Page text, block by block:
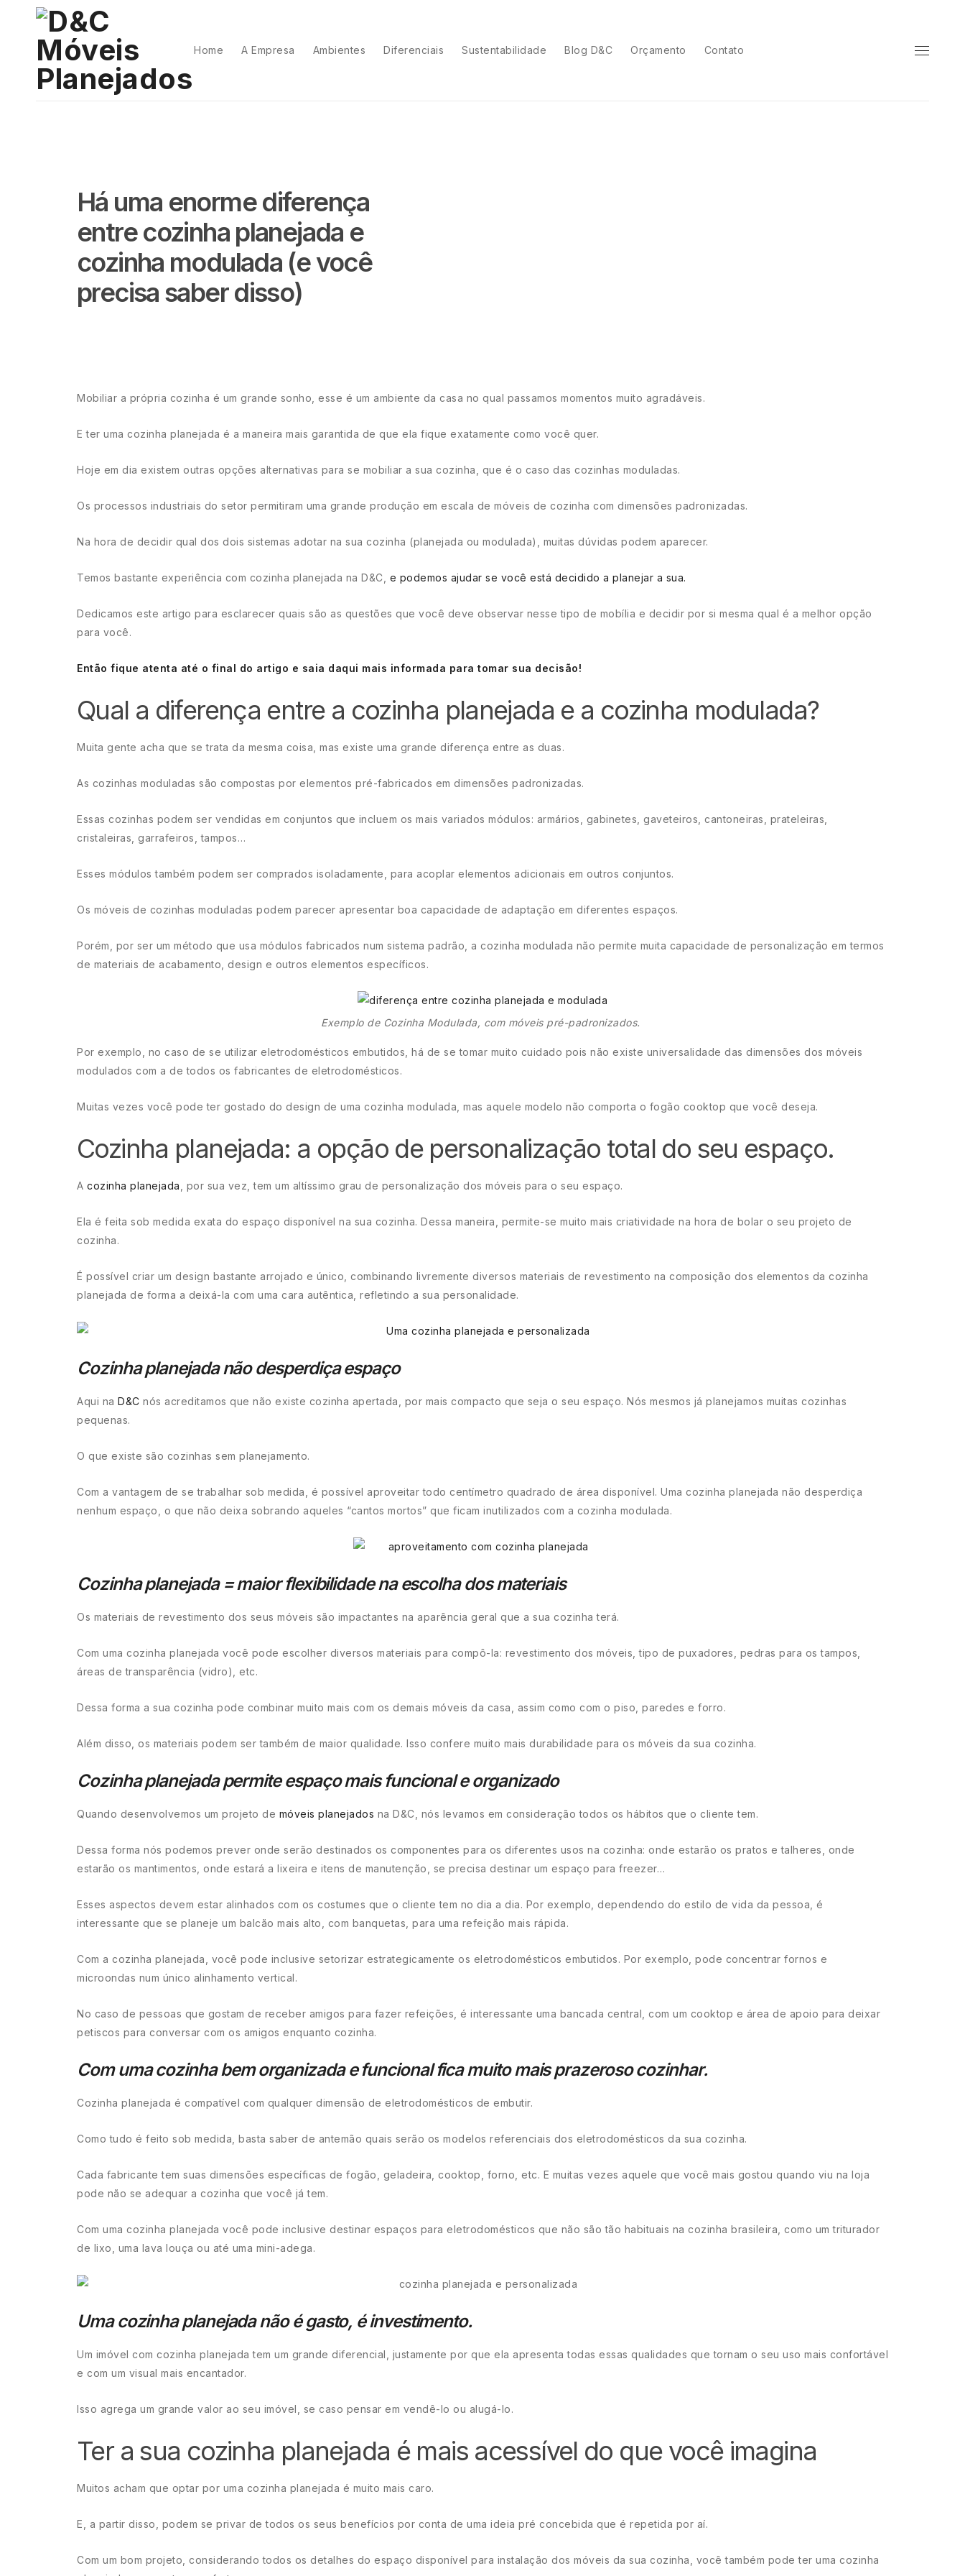
Home A Empresa Ambientes Diferenciais Sustentabilidade Blog D&C Orçamento Contato
Há uma enorme diferença
entre cozinha planejada e
cozinha modulada (e você
precisa saber disso)
Mobiliar a própria cozinha é um grande sonho, esse é um ambiente da casa no qual passamos momentos muito agradáveis.
E ter uma cozinha planejada é a maneira mais garantida de que ela fique exatamente como você quer.
Hoje em dia existem outras opções alternativas para se mobiliar a sua cozinha, que é o caso das cozinhas moduladas.
Os processos industriais do setor permitiram uma grande produção em escala de móveis de cozinha com dimensões padronizadas.
Na hora de decidir qual dos dois sistemas adotar na sua cozinha (planejada ou modulada), muitas dúvidas podem aparecer.
Temos bastante experiência com cozinha planejada na D&C, e podemos ajudar se você está decidido a planejar a sua.
Dedicamos este artigo para esclarecer quais são as questões que você deve observar nesse tipo de mobília e decidir por si mesma qual é a melhor opção
para você.
Então fique atenta até o final do artigo e saia daqui mais informada para tomar sua decisão!
Qual a diferença entre a cozinha planejada e a cozinha modulada?
Muita gente acha que se trata da mesma coisa, mas existe uma grande diferença entre as duas.
As cozinhas moduladas são compostas por elementos pré-fabricados em dimensões padronizadas.
Essas cozinhas podem ser vendidas em conjuntos que incluem os mais variados módulos: armários, gabinetes, gaveteiros, cantoneiras, prateleiras,
cristaleiras, garrafeiros, tampos…
Esses módulos também podem ser comprados isoladamente, para acoplar elementos adicionais em outros conjuntos.
Os móveis de cozinhas moduladas podem parecer apresentar boa capacidade de adaptação em diferentes espaços.
Porém, por ser um método que usa módulos fabricados num sistema padrão, a cozinha modulada não permite muita capacidade de personalização em termos
de materiais de acabamento, design e outros elementos específicos.
Exemplo de Cozinha Modulada, com móveis pré-padronizados.
Por exemplo, no caso de se utilizar eletrodomésticos embutidos, há de se tomar muito cuidado pois não existe universalidade das dimensões dos móveis
modulados com a de todos os fabricantes de eletrodomésticos.
Muitas vezes você pode ter gostado do design de uma cozinha modulada, mas aquele modelo não comporta o fogão cooktop que você deseja.
Cozinha planejada: a opção de personalização total do seu espaço.
A cozinha planejada , por sua vez, tem um altíssimo grau de personalização dos móveis para o seu espaço.
Ela é feita sob medida exata do espaço disponível na sua cozinha. Dessa maneira, permite-se muito mais criatividade na hora de bolar o seu projeto de
cozinha.
É possível criar um design bastante arrojado e único, combinando livremente diversos materiais de revestimento na composição dos elementos da cozinha
planejada de forma a deixá-la com uma cara autêntica, refletindo a sua personalidade.
Cozinha planejada não desperdiça espaço
Aqui na D&C nós acreditamos que não existe cozinha apertada, por mais compacto que seja o seu espaço. Nós mesmos já planejamos muitas cozinhas
pequenas.
O que existe são cozinhas sem planejamento.
Com a vantagem de se trabalhar sob medida, é possível aproveitar todo centímetro quadrado de área disponível. Uma cozinha planejada não desperdiça
nenhum espaço, o que não deixa sobrando aqueles “cantos mortos” que ficam inutilizados com a cozinha modulada.
Cozinha planejada = maior flexibilidade na escolha dos materiais
Os materiais de revestimento dos seus móveis são impactantes na aparência geral que a sua cozinha terá.
Com uma cozinha planejada você pode escolher diversos materiais para compô-la: revestimento dos móveis, tipo de puxadores, pedras para os tampos,
áreas de transparência (vidro), etc.
Dessa forma a sua cozinha pode combinar muito mais com os demais móveis da casa, assim como com o piso, paredes e forro.
Além disso, os materiais podem ser também de maior qualidade. Isso confere muito mais durabilidade para os móveis da sua cozinha.
Cozinha planejada permite espaço mais funcional e organizado
Quando desenvolvemos um projeto de móveis planejados na D&C, nós levamos em consideração todos os hábitos que o cliente tem.
Dessa forma nós podemos prever onde serão destinados os componentes para os diferentes usos na cozinha: onde estarão os pratos e talheres, onde
estarão os mantimentos, onde estará a lixeira e itens de manutenção, se precisa destinar um espaço para freezer…
Esses aspectos devem estar alinhados com os costumes que o cliente tem no dia a dia. Por exemplo, dependendo do estilo de vida da pessoa, é
interessante que se planeje um balcão mais alto, com banquetas, para uma refeição mais rápida.
Com a cozinha planejada, você pode inclusive setorizar estrategicamente os eletrodomésticos embutidos. Por exemplo, pode concentrar fornos e
microondas num único alinhamento vertical.
No caso de pessoas que gostam de receber amigos para fazer refeições, é interessante uma bancada central, com um cooktop e área de apoio para deixar
petiscos para conversar com os amigos enquanto cozinha.
Com uma cozinha bem organizada e funcional fica muito mais prazeroso cozinhar.
Cozinha planejada é compatível com qualquer dimensão de eletrodomésticos de embutir.
Como tudo é feito sob medida, basta saber de antemão quais serão os modelos referenciais dos eletrodomésticos da sua cozinha.
Cada fabricante tem suas dimensões específicas de fogão, geladeira, cooktop, forno, etc. E muitas vezes aquele que você mais gostou quando viu na loja
pode não se adequar a cozinha que você já tem.
Com uma cozinha planejada você pode inclusive destinar espaços para eletrodomésticos que não são tão habituais na cozinha brasileira, como um triturador
de lixo, uma lava louça ou até uma mini-adega.
Uma cozinha planejada não é gasto, é investimento.
Um imóvel com cozinha planejada tem um grande diferencial, justamente por que ela apresenta todas essas qualidades que tornam o seu uso mais confortável
e com um visual mais encantador.
Isso agrega um grande valor ao seu imóvel, se caso pensar em vendê-lo ou alugá-lo.
Ter a sua cozinha planejada é mais acessível do que você imagina
Muitos acham que optar por uma cozinha planejada é muito mais caro.
E, a partir disso, podem se privar de todos os seus benefícios por conta de uma ideia pré concebida que é repetida por aí.
Com um bom projeto, considerando todos os detalhes do espaço disponível para instalação dos móveis da sua cozinha, você também pode ter uma cozinha